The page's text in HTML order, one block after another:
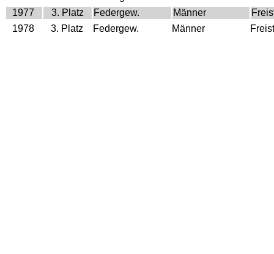
1977
3. Platz Federgew. Männer
1978
3. Platz Federgew. Männer